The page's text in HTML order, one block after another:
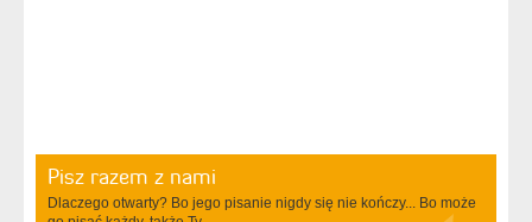
Pisz razem z nami
Dlaczego otwarty? Bo jego pisanie nigdy się nie kończy... Bo może